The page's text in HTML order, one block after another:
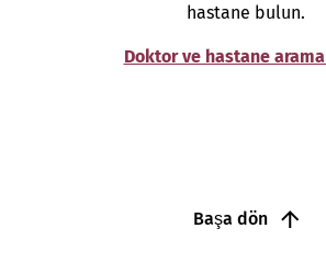
hastane bulun.
Doktor ve hastane arama
Başa dön